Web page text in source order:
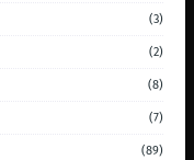
(3)
(2)
(8)
(7)
(89)